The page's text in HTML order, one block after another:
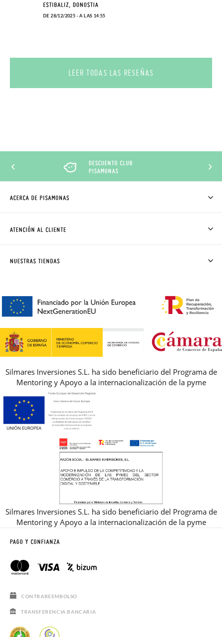
ESTIBALIZ, DONOSTIA
DE 28/12/2025 - A LAS 14:55
LEER TODAS LAS RESEÑAS
DESCUENTO CLUB
PISAMONAS
ACERCA DE PISAMONAS
CÓMO COMPRAR
AVISO LEGAL, PRIVACIDAD Y COOKIES
REBAJAS
ATENCIÓN AL CLIENTE
PREGUNTAS FRECUENTES
NUESTRAS TIENDAS
Silmares Inversiones S.L. ha sido beneficiario del Programa de
Mentoring y Apoyo a la internacionalización de la pyme
Silmares Inversiones S.L. ha sido beneficiario del Programa de
Mentoring y Apoyo a la internacionalización de la pyme
PAGO Y CONFIANZA
CONTRAREEMBOLSO
TRANSFERENCIA BANCARIA